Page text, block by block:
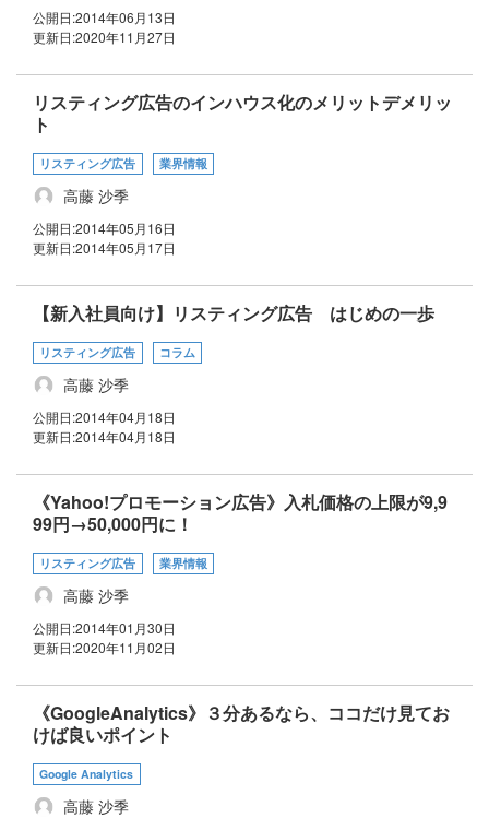
公開日:2014年06月13日
更新日:2020年11月27日
リスティング広告のインハウス化のメリットデメリッ
ト
リスティング広告 業界情報
高藤 沙季
公開日:2014年05月16日
更新日:2014年05月17日
【新入社員向け】リスティング広告 はじめの一歩
リスティング広告 コラム
高藤 沙季
公開日:2014年04月18日
更新日:2014年04月18日
《Yahoo!プロモーション広告》入札価格の上限が9,9
99円→50,000円に！
リスティング広告 業界情報
高藤 沙季
公開日:2014年01月30日
更新日:2020年11月02日
《GoogleAnalytics》３分あるなら、ココだけ見てお
けば良いポイント
Google Analytics
高藤 沙季